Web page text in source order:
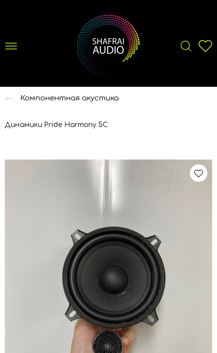
Компонентная акустика
Динамики Pride Harmony 5C